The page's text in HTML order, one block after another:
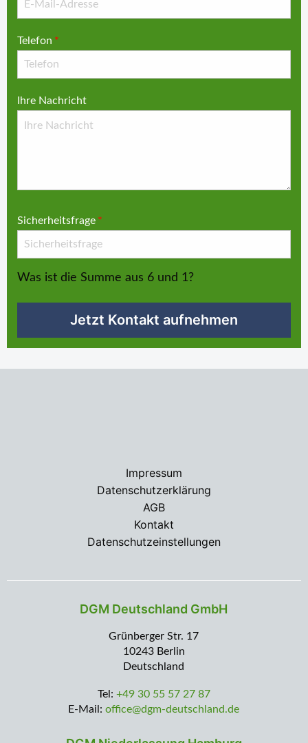
Telefon *
Ihre Nachricht
Sicherheitsfrage *
Was ist die Summe aus 6 und 1?
Jetzt Kontakt aufnehmen
Impressum
Datenschutzerklärung
AGB
Kontakt
Datenschutzeinstellungen
DGM Deutschland GmbH
Grünberger Str. 17
10243 Berlin
Deutschland
Tel: +49 30 55 57 27 87
E-Mail:office@dgm-deutschland.de